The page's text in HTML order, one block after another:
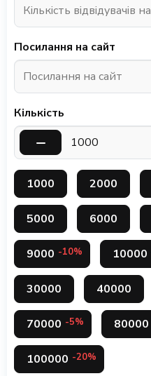
Посилання на сайт
Кількість
1000 2000
5000 6000
9000 -10% 10000
30000 40000
70000 -5% 80000
100000 -20%